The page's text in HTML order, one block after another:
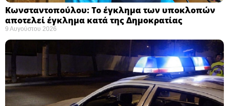
Κωνσταντοπούλου: Το έγκλημα των υποκλοπών
αποτελεί έγκλημα κατά της Δημοκρατίας ​
9 Αυγούστου 2026